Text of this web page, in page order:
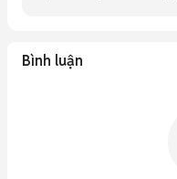
Bình luận